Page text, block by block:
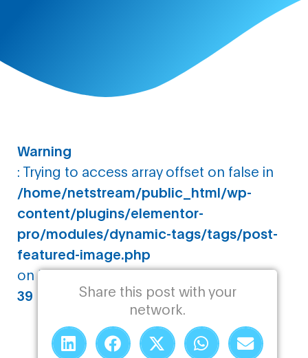
Warning
: Trying to access array offset on false in
/home/netstream/public_html/wp-
content/plugins/elementor-
pro/modules/dynamic-tags/tags/post-
featured-image.php
on line
39
Share this post with your
network.